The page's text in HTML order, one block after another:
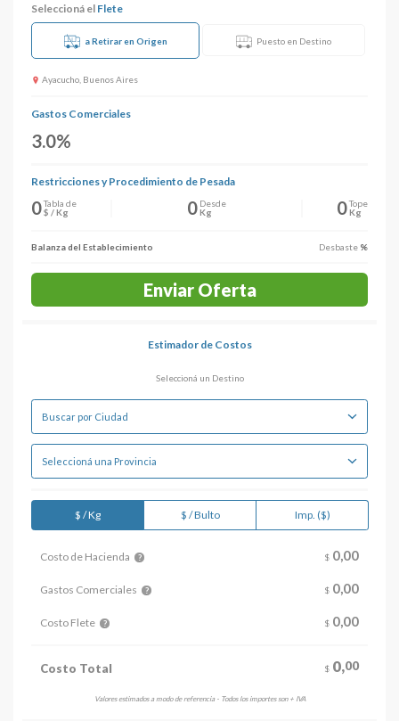
Seleccioná el Flete
a Retirar en Origen Puesto en Destino
Ayacucho, Buenos Aires
Gastos Comerciales
3.0%
Restricciones y Procedimiento de Pesada
0Tabla de
$ / Kg
0 Desde
Kg
0Tope
Kg
Balanza del Establecimiento Desbaste %
Enviar Oferta
Estimador de Costos
Seleccioná un Destino
$ / Kg $ / Bulto Imp. ($)
Costo de Hacienda ? $ 0,00
Gastos Comerciales ? $ 0,00
Costo Flete ? $ 0,00
Costo Total $ 0,00
Valores estimados a modo de referencia - Todos los importes son + IVA